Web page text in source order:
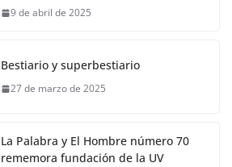
9 de abril de 2025
Bestiario y superbestiario
27 de marzo de 2025
La Palabra y El Hombre número 70
rememora fundación de la UV